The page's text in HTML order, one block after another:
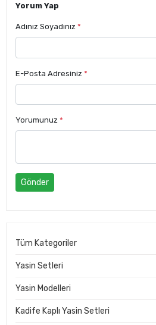
Yorum Yap
Adınız Soyadınız *
E-Posta Adresiniz *
Yorumunuz *
Gönder
Tüm Kategoriler
Yasin Setleri
Yasin Modelleri
Kadife Kaplı Yasin Setleri